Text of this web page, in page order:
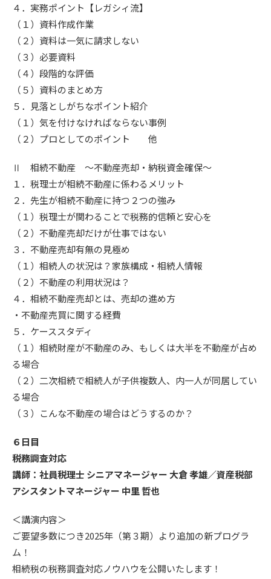
４．実務ポイント【レガシィ流】
（１）資料作成作業
（２）資料は一気に請求しない
（３）必要資料
（４）段階的な評価
（５）資料のまとめ方
５．見落としがちなポイント紹介
（１）気を付けなければならない事例
（２）プロとしてのポイント 他
Ⅱ 相続不動産 ～不動産売却・納税資金確保～
​１．税理士が相続不動産に係わるメリット
２．先生が相続不動産に持つ２つの強み
（１）税理士が関わることで税務的信頼と安心を
（２）不動産売却だけが仕事ではない
３．不動産売却有無の見極め
（１）相続人の状況は？家族構成・相続人情報
（２）不動産の利用状況は？
４．相続不動産売却とは、売却の進め方
・不動産売買に関する経費
５．ケーススタディ
（１）相続財産が不動産のみ、もしくは大半を不動産が占め
る場合
（２）二次相続で相続人が子供複数人、内一人が同居してい
る場合
（３）こんな不動産の場合はどうするのか？
６日目
税務調査対応
講師：社員税理士 シニアマネージャー 大倉 孝雄／資産税部
アシスタントマネージャー 中里 哲也
＜講演内容＞
ご要望多数につき2025年（第３期）より追加の新プログラ
ム！
相続税の税務調査対応ノウハウを公開いたします！